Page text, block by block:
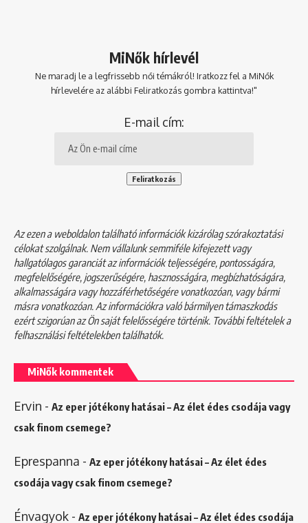
MiNők hírlevél
Ne maradj le a legfrissebb női témákról! Iratkozz fel a MiNők
hírlevelére az alábbi Feliratkozás gombra kattintva!"
E-mail cím:
Az ezen a weboldalon található információk kizárólag szórakoztatási
célokat szolgálnak. Nem vállalunk semmiféle kifejezett vagy
hallgatólagos garanciát az információk teljességére, pontosságára,
megfelelőségére, jogszerűségére, hasznosságára, megbízhatóságára,
alkalmasságára vagy hozzáférhetőségére vonatkozóan, vagy bármi
másra vonatkozóan. Az információkra való bármilyen támaszkodás
ezért szigorúan az Ön saját felelősségére történik. További feltételek a
felhasználási feltételekbentalálhatók.
MiNők kommentek
Ervin - Az eper jótékony hatásai – Az élet édes csodája vagy
csak finom csemege?
Eprespanna - Az eper jótékony hatásai – Az élet édes
csodája vagy csak finom csemege?
Énvagyok - Az eper jótékony hatásai – Az élet édes csodája